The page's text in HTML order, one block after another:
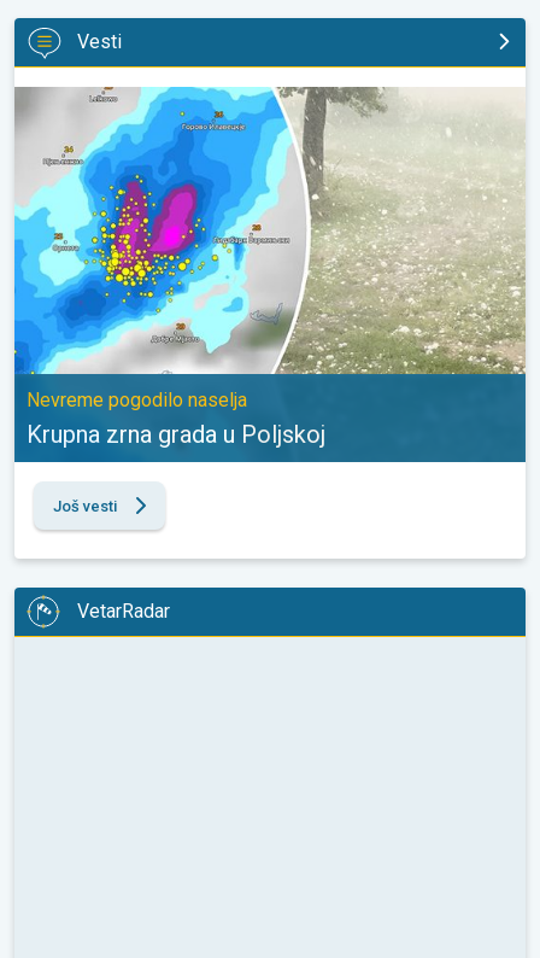
Vesti
Krupna zrna grada u Poljskoj. Nevreme pogodilo naselja. . .
Nevreme pogodilo naselja
Krupna zrna grada u Poljskoj
Još vesti
VetarRadar